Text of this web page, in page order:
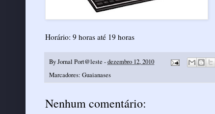
Horário: 9 horas até 19 horas
ByJornal Port@leste -dezembro 12, 2010
Marcadores: Guaianases
Nenhum comentário: